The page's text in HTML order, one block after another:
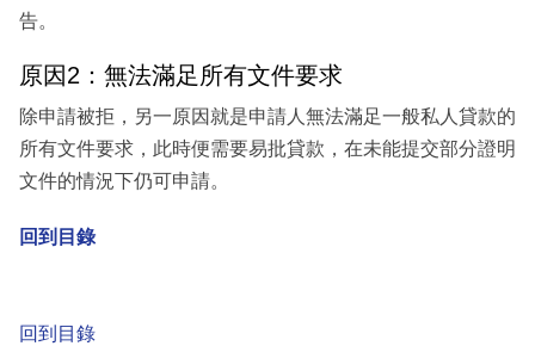
告。
原因2：無法滿足所有文件要求
除申請被拒，另一原因就是申請人無法滿足一般私人貸款的
所有文件要求，此時便需要易批貸款，在未能提交部分證明
文件的情況下仍可申請。
回到目錄
回到目錄